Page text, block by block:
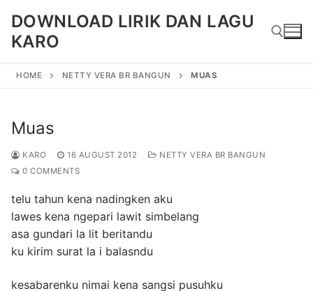
content
DOWNLOAD LIRIK DAN LAGU
KARO
HOME NETTY VERA BR BANGUN MUAS
Muas
KARO 16 AUGUST 2012
NETTY VERA BR BANGUN
0 COMMENTS
telu tahun kena nadingken aku
lawes kena ngepari lawit simbelang
asa gundari la lit beritandu
ku kirim surat la i balasndu
kesabarenku nimai kena sangsi pusuhku